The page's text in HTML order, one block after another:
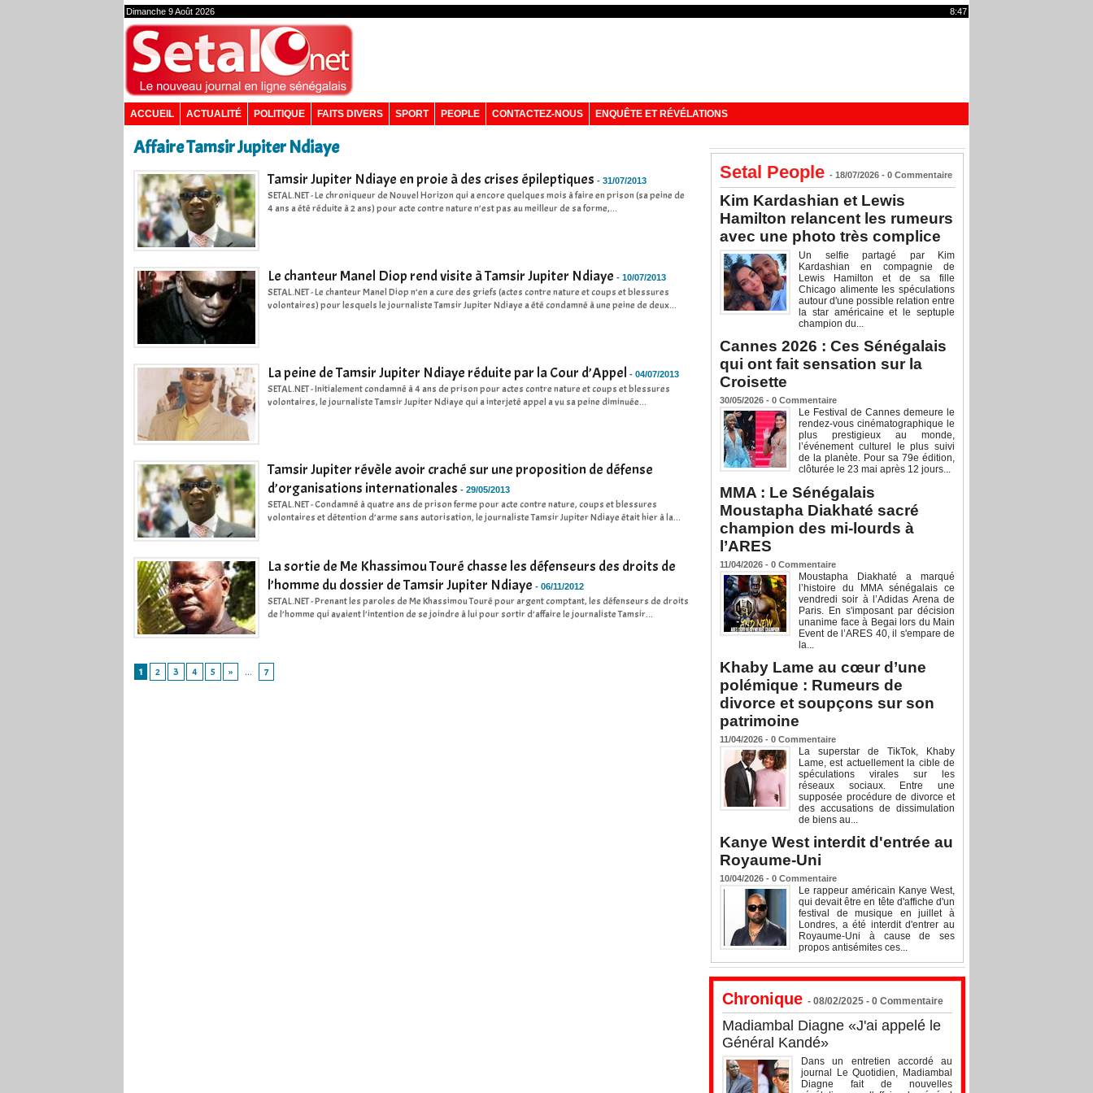
Dimanche 9 Août 2026 8:47
ACCUEIL ACTUALITÉ POLITIQUE FAITS DIVERS SPORT PEOPLE CONTACTEZ-NOUS ENQUÊTE ET RÉVÉLATIONS
Affaire Tamsir Jupiter Ndiaye
Tamsir Jupiter Ndiaye en proie à des crises épileptiques - 31/07/2013
SETAL.NET - Le chroniqueur de Nouvel Horizon qui a encore quelques mois à faire en prison (sa peine de
4 ans a été réduite à 2 ans) pour acte contre nature n’est pas au meilleur de sa forme,...
Le chanteur Manel Diop rend visite à Tamsir Jupiter Ndiaye - 10/07/2013
SETAL.NET - Le chanteur Manel Diop n’en a cure des griefs (actes contre nature et coups et blessures
volontaires) pour lesquels le journaliste Tamsir Jupiter Ndiaye a été condamné à une peine de deux...
La peine de Tamsir Jupiter Ndiaye réduite par la Cour d’Appel - 04/07/2013
SETAL.NET - Initialement condamné à 4 ans de prison pour actes contre nature et coups et blessures
volontaires, le journaliste Tamsir Jupiter Ndiaye qui a interjeté appel a vu sa peine diminuée...
Tamsir Jupiter révèle avoir craché sur une proposition de défense
d’organisations internationales - 29/05/2013
SETAL.NET - Condamné à quatre ans de prison ferme pour acte contre nature, coups et blessures
volontaires et détention d’arme sans autorisation, le journaliste Tamsir Jupiter Ndiaye était hier à la...
La sortie de Me Khassimou Touré chasse les défenseurs des droits de
l’homme du dossier de Tamsir Jupiter Ndiaye - 06/11/2012
SETAL.NET - Prenant les paroles de Me Khassimou Touré pour argent comptant, les défenseurs de droits
de l’homme qui avaient l’intention de se joindre à lui pour sortir d’affaire le journaliste Tamsir...
1 2 3 4 5 » ... 7
Setal People - 18/07/2026 - 0 Commentaire
Kim Kardashian et Lewis
Hamilton relancent les rumeurs
avec une photo très complice
Un selfie partagé par Kim
Kardashian en compagnie de
Lewis Hamilton et de sa fille
Chicago alimente les spéculations
autour d'une possible relation entre
la star américaine et le septuple
champion du...
Cannes 2026 : Ces Sénégalais
qui ont fait sensation sur la
Croisette
30/05/2026 - 0 Commentaire
Le Festival de Cannes demeure le
rendez-vous cinématographique le
plus prestigieux au monde,
l’événement culturel le plus suivi
de la planète. Pour sa 79e édition,
clôturée le 23 mai après 12 jours...
MMA : Le Sénégalais
Moustapha Diakhaté sacré
champion des mi-lourds à
l’ARES
11/04/2026 - 0 Commentaire
Moustapha Diakhaté a marqué
l’histoire du MMA sénégalais ce
vendredi soir à l’Adidas Arena de
Paris. En s'imposant par décision
unanime face à Begai lors du Main
Event de l’ARES 40, il s'empare de
la...
Khaby Lame au cœur d’une
polémique : Rumeurs de
divorce et soupçons sur son
patrimoine
11/04/2026 - 0 Commentaire
La superstar de TikTok, Khaby
Lame, est actuellement la cible de
spéculations virales sur les
réseaux sociaux. Entre une
supposée procédure de divorce et
des accusations de dissimulation
de biens au...
Kanye West interdit d'entrée au
Royaume-Uni
10/04/2026 - 0 Commentaire
Le rappeur américain Kanye West,
qui devait être en tête d'affiche d'un
festival de musique en juillet à
Londres, a été interdit d'entrer au
Royaume-Uni à cause de ses
propos antisémites ces...
Chronique - 08/02/2025 - 0 Commentaire
Madiambal Diagne «J'ai appelé le
Général Kandé»
Dans un entretien accordé au
journal Le Quotidien, Madiambal
Diagne fait de nouvelles